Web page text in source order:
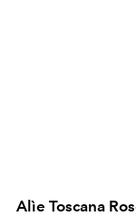
Alìe Toscana